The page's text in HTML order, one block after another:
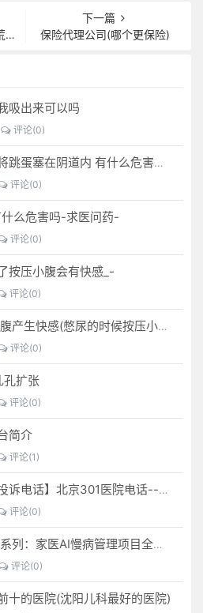
)
下一篇
保险代理公司(哪个更保险)
吸出来可以吗
评论(0)
一天内长时间将跳蛋塞在阴道内 有什么危害免...(跳蛋是放哪里)
评论(0)
么危害吗-求医问药-
评论(0)
按压小腹会有快感_-
评论(0)
憋尿时 按压小腹产生快感(憋尿的时候按压小腹是什么感觉)
评论(0)
孔扩张
评论(0)
简介
评论(1)
【北京市医院投诉电话】北京301医院电话--(北京301医院投诉电话多少)
评论(0)
金桔子1.0产品系列：家医AI慢病管理项目全国招募区域合伙人，低投入，高回报，长收益
评论(0)
十的医院(沈阳儿科最好的医院)